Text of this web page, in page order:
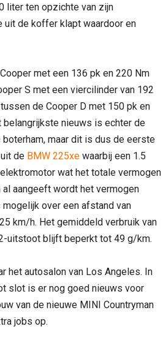
liter ten opzichte van zijn
uit de koffer klapt waardoor en
met een 136 pk en 220 Nm
S met een viercilinder van 192
de Cooper D met 150 pk en
belangrijkste nieuws is echter de
boterham, maar dit is dus de eerste
de BMW 225xe waarbij een 1.5
wat het totale vermogen
aangeeft wordt het vermogen
over een afstand van
km/h. Het gemiddeld verbruik van
uitstoot blijft beperkt tot 49 g/km.
het autosalon van Los Angeles. In
slot is er nog goed nieuws voor
van de nieuwe MINI Countryman
jobs op.